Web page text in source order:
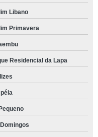
Libano
Primavera
Residencial da Lapa